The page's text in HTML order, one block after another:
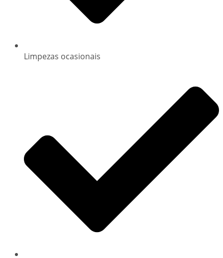
Limpezas ocasionais